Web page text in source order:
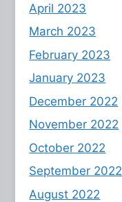
April 2023
March 2023
February 2023
January 2023
December 2022
November 2022
October 2022
September 2022
August 2022